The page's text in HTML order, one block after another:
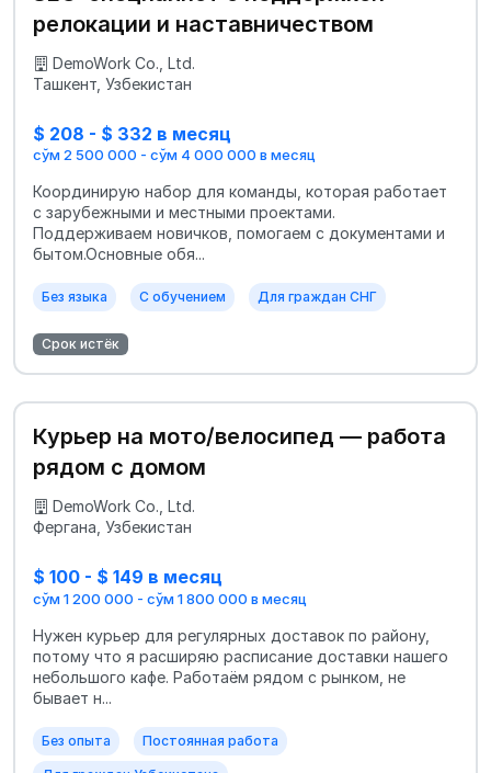
релокации и наставничеством
DemoWork Co., Ltd.
Ташкент, Узбекистан
$ 208 - $ 332 в месяц
сўм 2 500 000 - сўм 4 000 000 в месяц
Координирую набор для команды, которая работает
с зарубежными и местными проектами.
Поддерживаем новичков, помогаем с документами и
бытом.Основные обя...
Без языка С обучением Для граждан СНГ
Срок истёк
Курьер на мото/велосипед — работа
рядом с домом
DemoWork Co., Ltd.
Фергана, Узбекистан
$ 100 - $ 149 в месяц
сўм 1 200 000 - сўм 1 800 000 в месяц
Нужен курьер для регулярных доставок по району,
потому что я расширяю расписание доставки нашего
небольшого кафе. Работаём рядом с рынком, не
бывает н...
Без опыта Постоянная работа